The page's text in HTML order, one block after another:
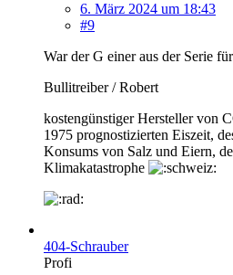
6. März 2024 um 18:43
#9
War der G einer aus der Serie
Bullitreiber / Robert
kostengünstiger Hersteller von
1975 prognostizierten Eiszeit,
Konsums von Salz und Eiern,
Klimakatastrophe
404-Schrauber
Profi